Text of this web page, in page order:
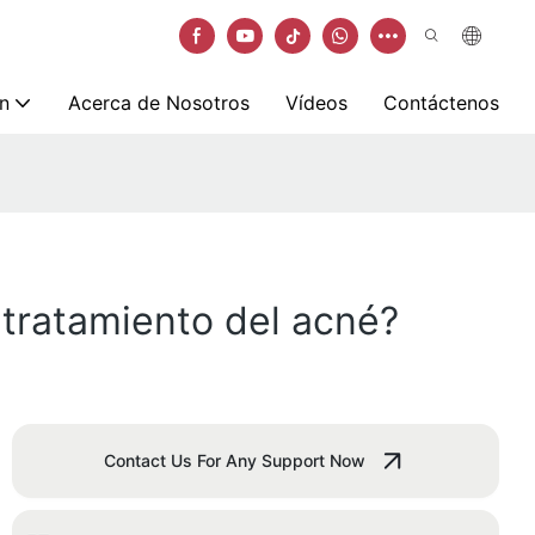
Acerca de Nosotros Vídeos Contáctenos
del acné?
Contact Us For Any Support Now